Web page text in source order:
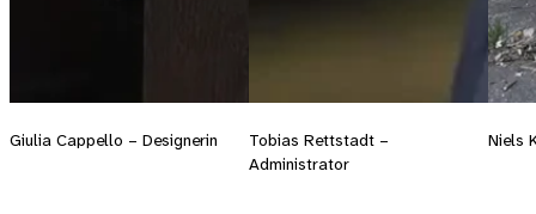
Giulia Cappello – Designerin
Tobias Rettstadt –
Administrator
Niels